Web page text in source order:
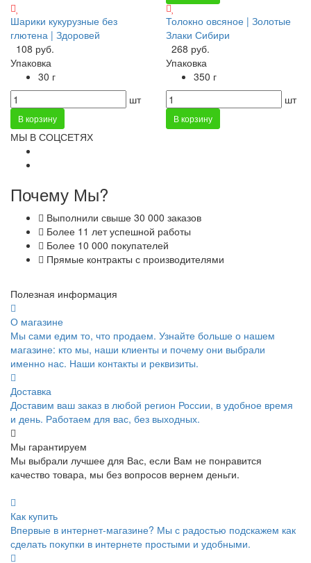
Шарики кукурузные без
глютена | Здоровей
108 руб.
Упаковка
30 г
шт
В корзину
Толокно овсяное | Золотые
Злаки Сибири
268 руб.
Упаковка
350 г
шт
В корзину
МЫ В СОЦСЕТЯХ
Почему Мы?
Выполнили свыше 30 000 заказов
Более 11 лет успешной работы
Более 10 000 покупателей
Прямые контракты с производителями
Полезная информация
О магазине
Мы сами едим то, что продаем. Узнайте больше о нашем
магазине: кто мы, наши клиенты и почему они выбрали
именно нас. Наши контакты и реквизиты.
Доставка
Доставим ваш заказ в любой регион России, в удобное время
и день. Работаем для вас, без выходных.
Мы гарантируем
Мы выбрали лучшее для Вас, если Вам не понравится
качество товара, мы без вопросов вернем деньги.
Как купить
Впервые в интернет-магазине? Мы с радостью подскажем как
сделать покупки в интернете простыми и удобными.